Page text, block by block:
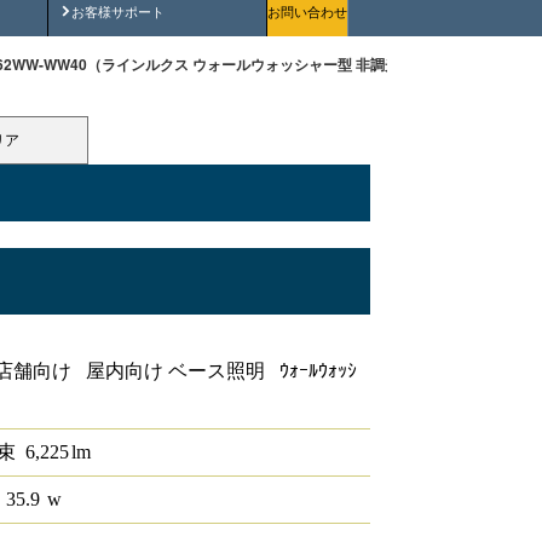
お客様サポート
安全にご使用いただくためにお問い合わせ
WW40（ラインルクス ウォールウォッシャー型 非調光 40形）
ア
舗向け 屋内向け ベース照明 ｳｫｰﾙｳｫｯｼ
6,225lm
w